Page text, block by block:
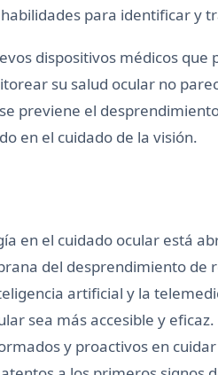
para identificar y
dispositivos médicos que
su salud ocular no
previene el
en el cuidado de la visión.
en el cuidado ocular está
del desprendimiento de
artificial y la
sea más accesible y
y proactivos en